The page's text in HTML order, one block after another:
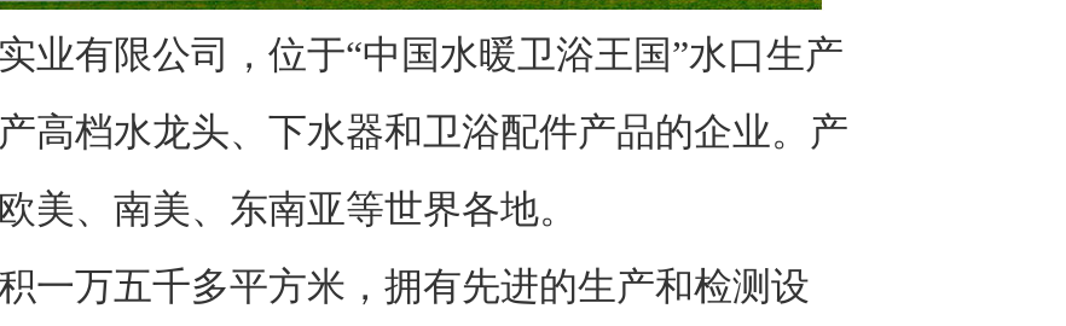
有限公司，位于“中国水暖卫浴王国”水口生产
高档水龙头、下水器和卫浴配件产品的企业。产
美、南美、东南亚等世界各地。
万五千多平方米，拥有先进的生产和检测设